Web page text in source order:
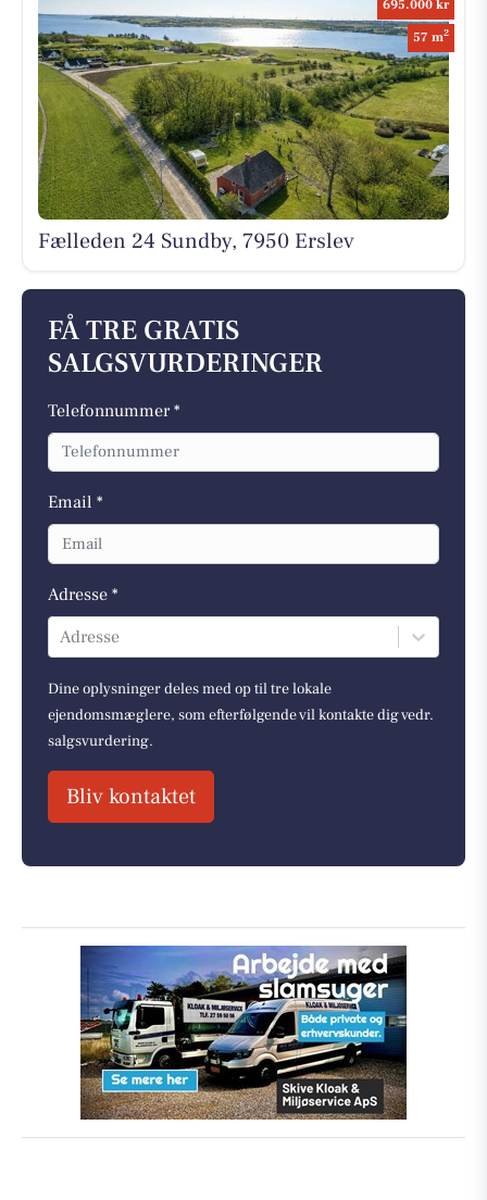
695.000 kr
57 m2
Fælleden 24 Sundby, 7950 Erslev
FÅ TRE GRATIS
SALGSVURDERINGER
Telefonnummer *
Email *
Adresse *
Adresse
Dine oplysninger deles med op til tre lokale
ejendomsmæglere, som efterfølgende vil kontakte dig vedr.
salgsvurdering.
Bliv kontaktet